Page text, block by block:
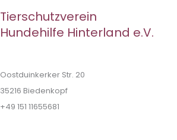
Tierschutzverein
Hundehilfe Hinterland e.V.
Oostduinkerker Str. 20
35216 Biedenkopf
+49 151 11655681